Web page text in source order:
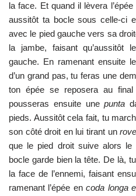
la face. Et quand il lèvera
aussitôt ta bocle sous celle-ci
avec le pied gauche vers sa
la jambe, faisant qu’aussitôt
gauche. En ramenant ensuite
d’un grand pas, tu feras une
ton épée se reposera au
pousseras ensuite unepunta
pieds. Aussitôt cela fait, tu
son côté droit en lui tirant un
que le pied droit suive alors le
bocle garde bien la tête. De là,
la face de l’ennemi, faisant
ramenant l’épée encoda longa